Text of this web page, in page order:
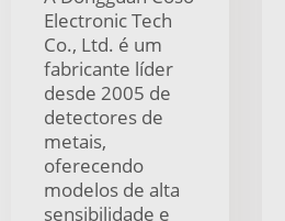
Electronic Tech
Co., Ltd. é um
fabricante líder
desde 2005 de
detectores de
metais,
oferecendo
modelos de alta
sensibilidade e